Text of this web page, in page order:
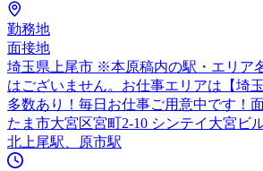
勤務地
面接地
埼玉県上尾市 ※本原稿内の駅・エリア
はございません。お仕事エリアは【埼
多数あり！毎日お仕事ご用意中です！
たま市大宮区宮町2-10 シンテイ大宮ビル
北上尾駅、原市駅